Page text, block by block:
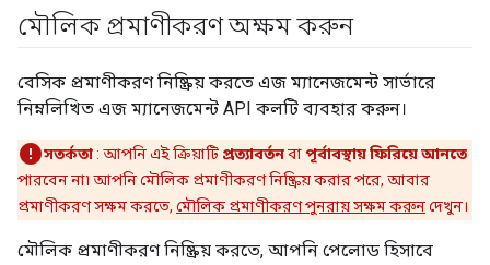
মৌলিক প্রমাণীকরণ অক্ষম করুন
বেসিক প্রমাণীকরণ নিষ্ক্রিয় করতে এজ ম্যানেজমেন্ট সার্ভারে
নিম্নলিখিত এজ ম্যানেজমেন্ট API কলটি ব্যবহার করুন।
সতর্কতা: আপনি এই ক্রিয়াটি প্রত্যাবর্তনবাপূর্বাবস্থায় ফিরিয়ে আনতে
পারবেন না৷ আপনি মৌলিক প্রমাণীকরণ নিষ্ক্রিয় করার পরে, আবার
প্রমাণীকরণ সক্ষম করতে, মৌলিক প্রমাণীকরণ পুনরায় সক্ষম করুনদেখুন।
মৌলিক প্রমাণীকরণ নিষ্ক্রিয় করতে, আপনি পেলোড হিসাবে